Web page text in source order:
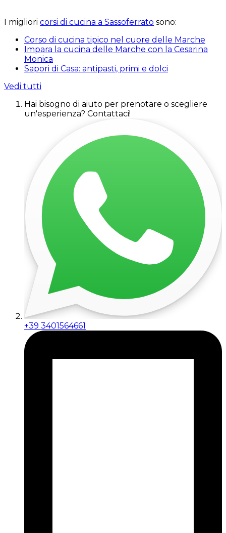
I migliori corsi di cucina a Sassoferrato sono:
Corso di cucina tipico nel cuore delle Marche
Impara la cucina delle Marche con la Cesarina
Monica
Sapori di Casa: antipasti, primi e dolci
Vedi tutti
Hai bisogno di aiuto per prenotare o scegliere
un'esperienza? Contattaci!
+39 3401564661